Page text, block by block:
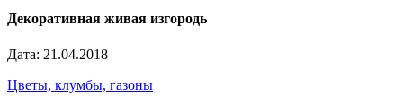
Декоративная живая изгородь
Дата: 21.04.2018
Цветы, клумбы, газоны